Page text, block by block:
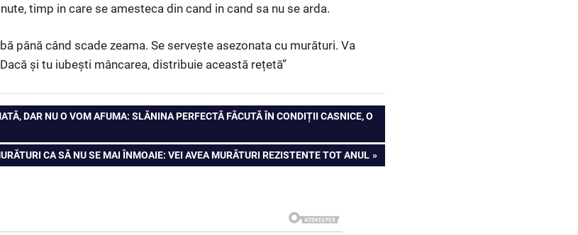
timp in care se amesteca din cand in cand sa nu se arda.
până când scade zeama. Se serveşte asezonata cu murături. Va
și tu iubești mâncarea, distribuie această rețetă”
DAR NU O VOM AFUMA: SLĂNINA PERFECTĂ FĂCUTĂ ÎN CONDIȚII CASNICE, O
CA SĂ NU SE MAI ÎNMOAIE: VEI AVEA MURĂTURI REZISTENTE TOT ANUL